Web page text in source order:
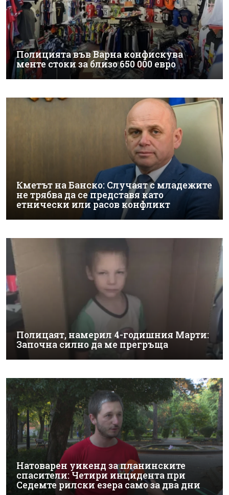
Полицията във Варна конфискува
менте стоки за близо 650 000 евро
Кметът на Банско: Случаят с младежите
не трябва да се представя като
етнически или расов конфликт
Полицаят, намерил 4-годишния Марти:
Започна силно да ме прегръща
Натоварен уикенд за планинските
спасители: Четири инцидента при
Седемте рилски езера само за два дни